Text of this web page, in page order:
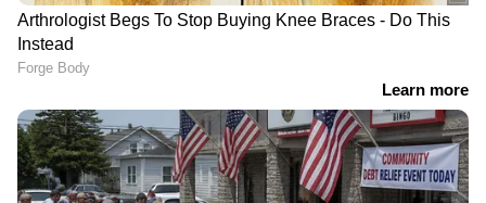
മൂന്നാം ഏകദിനത്തിലും ഇന്ത്യക്ക് തോല്‍വി;
പരമ്പര തൂത്തുവാരി പ്രോട്ടീസ്